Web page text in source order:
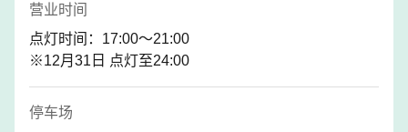
营业时间
点灯时间：17:00～21:00
※12月31日 点灯至24:00
停车场